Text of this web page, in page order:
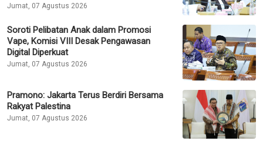
Jumat, 07 Agustus 2026
Soroti Pelibatan Anak dalam Promosi
Vape, Komisi VIII Desak Pengawasan
Digital Diperkuat
Jumat, 07 Agustus 2026
Pramono: Jakarta Terus Berdiri Bersama
Rakyat Palestina
Jumat, 07 Agustus 2026